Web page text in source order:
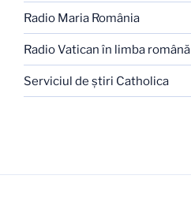
Radio Maria România
Radio Vatican în limba română
Serviciul de ştiri Catholica